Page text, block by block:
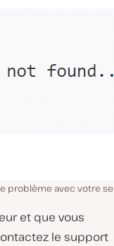
problème avec votre
et que vous
le support